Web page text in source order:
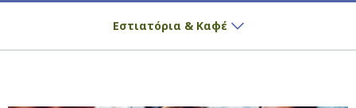
Εστιατόρια & Καφέ